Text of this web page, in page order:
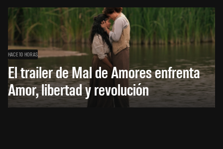
HACE 10 HORAS
El trailer de Mal de Amores enfrenta
Amor, libertad y revolución